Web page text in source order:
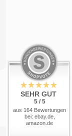
SEHR GUT
5 / 5
aus 164 Bewertungen
bei: ebay.de,
amazon.de